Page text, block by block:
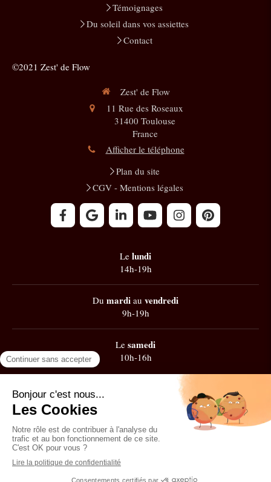
Témoignages
Du soleil dans vos assiettes
Contact
©2021 Zest' de Flow
Zest' de Flow
11 Rue des Roseaux
31400 Toulouse
France
Afficher le téléphone
Plan du site
CGV - Mentions légales
Le lundi
14h-19h
Du mardi au vendredi
9h-19h
Le samedi
10h-16h
Google
101 avis
Contacter Zest' de Flow